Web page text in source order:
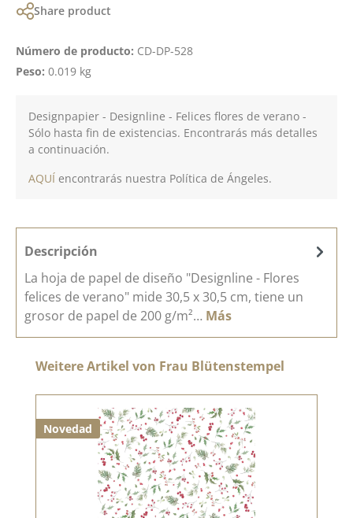
Share product
Número de producto: CD-DP-528
Peso: 0.019 kg
Designpapier - Designline - Felices flores de verano -
Sólo hasta fin de existencias. Encontrarás más detalles
a continuación.
AQUÍ encontrarás nuestra Política de Ángeles.
Descripción
La hoja de papel de diseño "Designline - Flores
felices de verano" mide 30,5 x 30,5 cm, tiene un
grosor de papel de 200 g/m²… Más
Omitir la galería de productos
Weitere Artikel von Frau Blütenstempel
Novedad